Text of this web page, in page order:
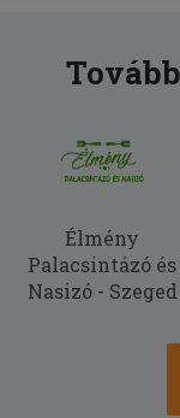
Élmény
Palacsintázó és
Nasizó - Szeged